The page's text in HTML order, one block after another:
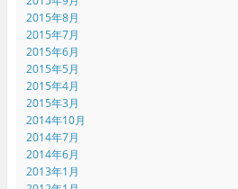
2015年8月
2015年7月
2015年6月
2015年5月
2015年4月
2015年3月
2014年10月
2014年7月
2014年6月
2013年1月